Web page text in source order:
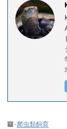
-爬虫類飼育